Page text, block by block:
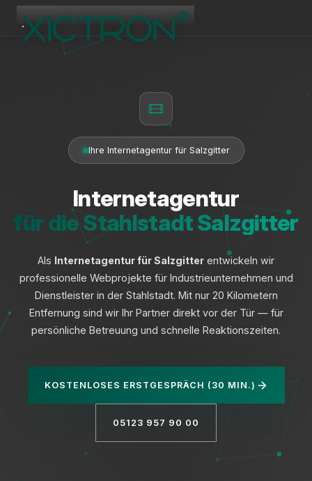
Ihre Internetagentur für Salzgitter
Internetagentur
für die Stahlstadt Salzgitter
Als Internetagentur für Salzgitter entwickeln wir
professionelle Webprojekte für Industrieunternehmen und
Dienstleister in der Stahlstadt. Mit nur 20 Kilometern
Entfernung sind wir Ihr Partner direkt vor der Tür — für
persönliche Betreuung und schnelle Reaktionszeiten.
KOSTENLOSES ERSTGESPRÄCH (30 MIN.)
05123 957 90 00
XICTRON
Online